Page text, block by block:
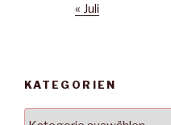
« Juli
KATEGORIEN